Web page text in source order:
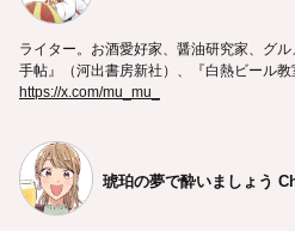
ライター。お酒愛好家、醤油研究家、グ
手帖』（河出書房新社）、『白熱ビール教
https://x.com/mu_mu_
琥珀の夢で酔いましょう